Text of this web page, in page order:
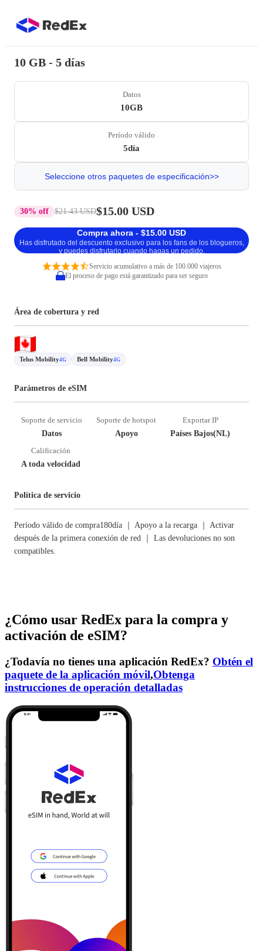
10 GB - 5 días
Datos
10GB
Período válido
5día
Seleccione otros paquetes de especificación>>
30% off $21.43 USD$15.00 USD
Compra ahora - $15.00 USD
Has disfrutado del descuento exclusivo para los fans de los blogueros,
y puedes disfrutarlo cuando hagas un pedido.
Servicio acumulativo a más de 100.000 viajeros
El proceso de pago está garantizado para ser seguro
Área de cobertura y red
Telus Mobility4G Bell Mobility4G
Parámetros de eSIM
Soporte de servicio
Datos
Soporte de hotspot
Apoyo
Exportar IP
Países Bajos(NL)
Calificación
A toda velocidad
Política de servicio
Período válido de compra180día ｜ Apoyo a la recarga ｜ Activar
después de la primera conexión de red ｜ Las devoluciones no son
compatibles.
¿Cómo usar RedEx para la compra y
activación de eSIM?
¿Todavía no tienes una aplicación RedEx? Obtén el
paquete de la aplicación móvil,Obtenga
instrucciones de operación detalladas